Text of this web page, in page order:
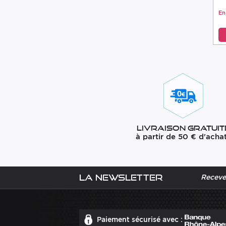
Livraison
à partir de 50 €
La newsletter
Paiement sécurisé avec :